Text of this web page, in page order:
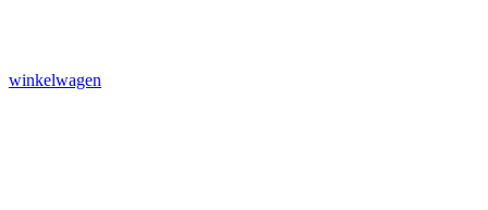
winkelwagen